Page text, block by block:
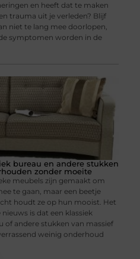
en heeft dat te maken
trauma uit je verleden? Blijf
niet te lang mee doorlopen,
symptomen worden in de
bureau en andere stukken
zonder moeite
meubels zijn gemaakt om
te gaan, maar een beetje
houdt ze op hun mooist. Het
nieuws is dat een klassiek
of andere stukken van massief
weinig onderhoud